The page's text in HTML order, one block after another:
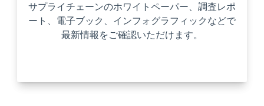
サプライチェーンのホワイトペーパー、調査レポ
ート、電子ブック、インフォグラフィックなどで
最新情報をご確認いただけます。